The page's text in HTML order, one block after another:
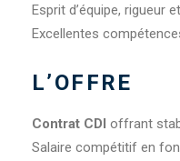
Esprit d’équipe, rigueur
Excellentes
L’OFFRE
Contrat CDI offrant
Salaire compétitif en